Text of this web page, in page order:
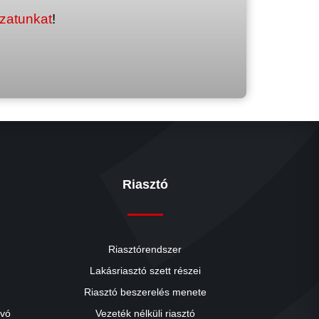
!
Riasztó
Riasztórendszer
Lakásriasztó szett részei
Riasztó beszerelés menete
Vezeték nélküli riasztó